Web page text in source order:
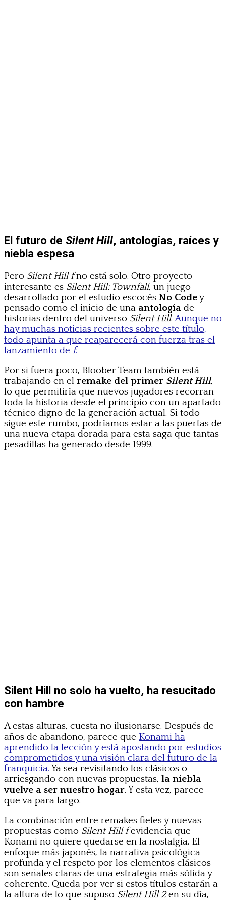
El futuro de Silent Hill, antologías, raíces y
niebla espesa
Pero Silent Hill fno está solo. Otro proyecto
interesante es Silent Hill: Townfall, un juego
desarrollado por el estudio escocés No Codey
pensado como el inicio de una antología de
historias dentro del universo Silent Hill. Aunque no
hay muchas noticias recientes sobre este título,
todo apunta a que reaparecerá con fuerza tras el
lanzamiento de f.
Por si fuera poco, Bloober Team también está
trabajando en el remake del primer Silent Hill,
lo que permitiría que nuevos jugadores recorran
toda la historia desde el principio con un apartado
técnico digno de la generación actual. Si todo
sigue este rumbo, podríamos estar a las puertas de
una nueva etapa dorada para esta saga que tantas
pesadillas ha generado desde 1999.
Silent Hill no solo ha vuelto, ha resucitado
con hambre
A estas alturas, cuesta no ilusionarse. Después de
años de abandono, parece que Konami ha
aprendido la lección y está apostando por estudios
comprometidos y una visión clara del futuro de la
franquicia.Ya sea revisitando los clásicos o
arriesgando con nuevas propuestas, la niebla
vuelve a ser nuestro hogar. Y esta vez, parece
que va para largo.
La combinación entre remakes fieles y nuevas
propuestas como Silent Hill fevidencia que
Konami no quiere quedarse en la nostalgia. El
enfoque más japonés, la narrativa psicológica
profunda y el respeto por los elementos clásicos
son señales claras de una estrategia más sólida y
coherente. Queda por ver si estos títulos estarán a
la altura de lo que supuso Silent Hill 2en su día,